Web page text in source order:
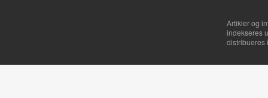
Artikler og
indekseres
distribueres